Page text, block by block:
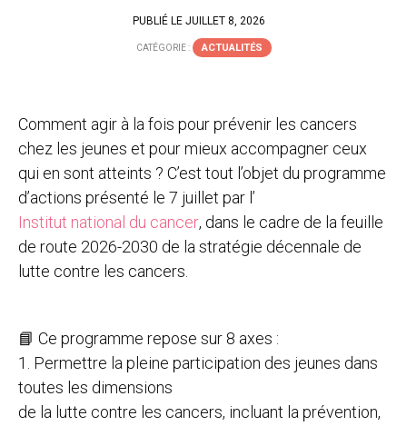
PUBLIÉ LE JUILLET 8, 2026
CATÉGORIE : ACTUALITÉS
Comment agir à la fois pour prévenir les cancers
chez les jeunes et pour mieux accompagner ceux
qui en sont atteints ? C’est tout l’objet du programme
d’actions présenté le 7 juillet par l’
Institut national du cancer, dans le cadre de la feuille
de route 2026-2030 de la stratégie décennale de
lutte contre les cancers.
📘 Ce programme repose sur 8 axes :
1. Permettre la pleine participation des jeunes dans
toutes les dimensions
de la lutte contre les cancers, incluant la prévention,